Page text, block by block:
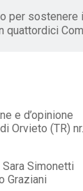
per sostenere
quattordici
e d’opinione
Orvieto (TR)
Simonetti
Graziani